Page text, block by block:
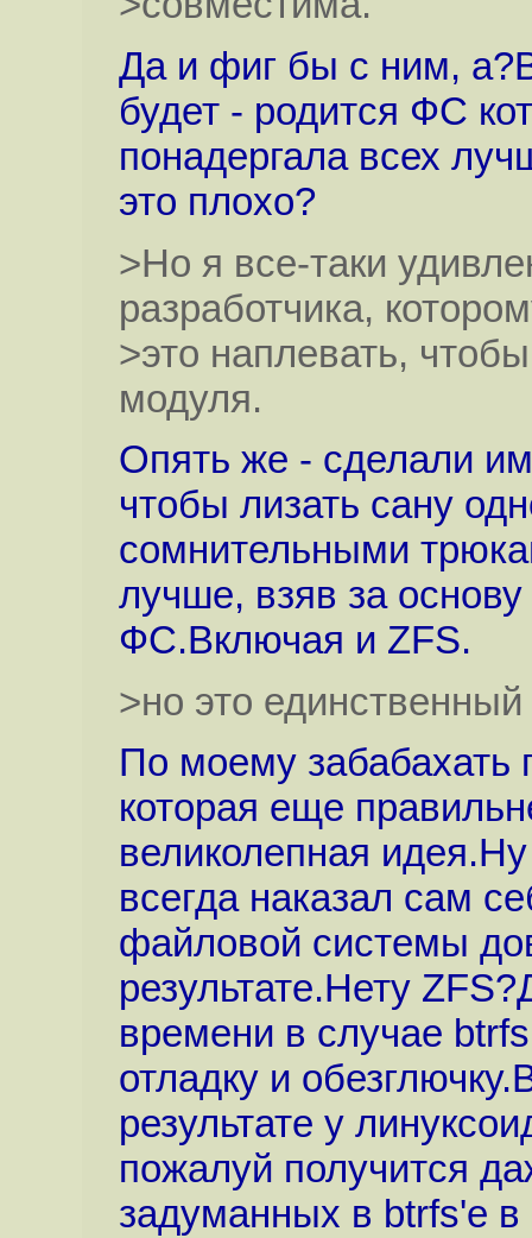
Да и фиг бы с ним,
будет - родится ФС
понадергала всех
это плохо?
>Но я все-таки
разработчика,
>это наплевать,
модуля.
Опять же - сделали
чтобы лизать сану
сомнительными
лучше, взяв за
ФС.Включая и ZFS.
>но это
По моему забабахать
которая еще
великолепная
всегда наказал сам
файловой системы
результате.Нету
времени в случае
отладку и
результате у
пожалуй получится
задуманных в btrfs'е в